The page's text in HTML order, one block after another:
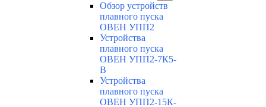
Обзор устройств
плавного пуска
ОВЕН УПП2
Устройства
плавного пуска
ОВЕН УПП2-7К5-
В
Устройства
плавного пуска
ОВЕН УПП2-15К-